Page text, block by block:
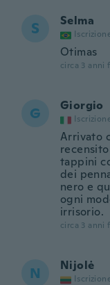
S Selma
Otimas
circa 3 anni
G Giorgio
Arrivato
tappini
dei
nero e
ogni
irrisorio.
circa 3 anni
N Nijolė